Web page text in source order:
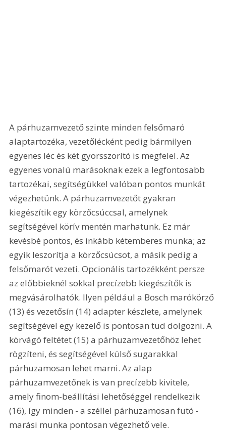
A párhuzamvezető szinte minden felsőmaró
alaptartozéka, vezetőlécként pedig bármilyen
egyenes léc és két gyorsszorító is megfelel. Az
egyenes vonalú marásoknak ezek a legfontosabb
tartozékai, segítségükkel valóban pontos munkát
végezhetünk. A párhuzamvezetőt gyakran
kiegészítik egy körzőcsúccsal, amelynek
segítségével körív mentén marhatunk. Ez már
kevésbé pontos, és inkább kétemberes munka; az
egyik leszorítja a körzőcsúcsot, a másik pedig a
felsőmarót vezeti. Opcionális tartozékként persze
az előbbieknél sokkal precízebb kiegészítők is
megvásárolhatók. Ilyen például a Bosch marókörző
(13) és vezetősín (14) adapter készlete, amelynek
segítségével egy kezelő is pontosan tud dolgozni. A
körvágó feltétet (15) a párhuzamvezetőhöz lehet
rögzíteni, és segítségével külső sugarakkal
párhuzamosan lehet marni. Az alap
párhuzamvezetőnek is van precízebb kivitele,
amely finom-beállítási lehetőséggel rendelkezik
(16), így minden - a széllel párhuzamosan futó -
marási munka pontosan végezhető vele.